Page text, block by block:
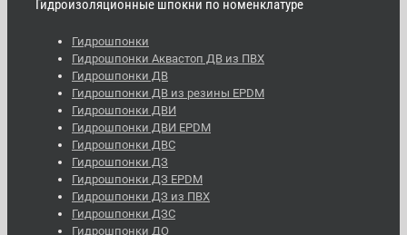
Гидроизоляционные шпокни по номенклатуре
Гидрошпонки
Гидрошпонки Аквастоп ДВ из ПВХ
Гидрошпонки ДВ
Гидрошпонки ДВ из резины EPDM
Гидрошпонки ДВИ
Гидрошпонки ДВИ EPDM
Гидрошпонки ДВС
Гидрошпонки ДЗ
Гидрошпонки ДЗ EPDM
Гидрошпонки ДЗ из ПВХ
Гидрошпонки ДЗС
Гидрошпонки ДО